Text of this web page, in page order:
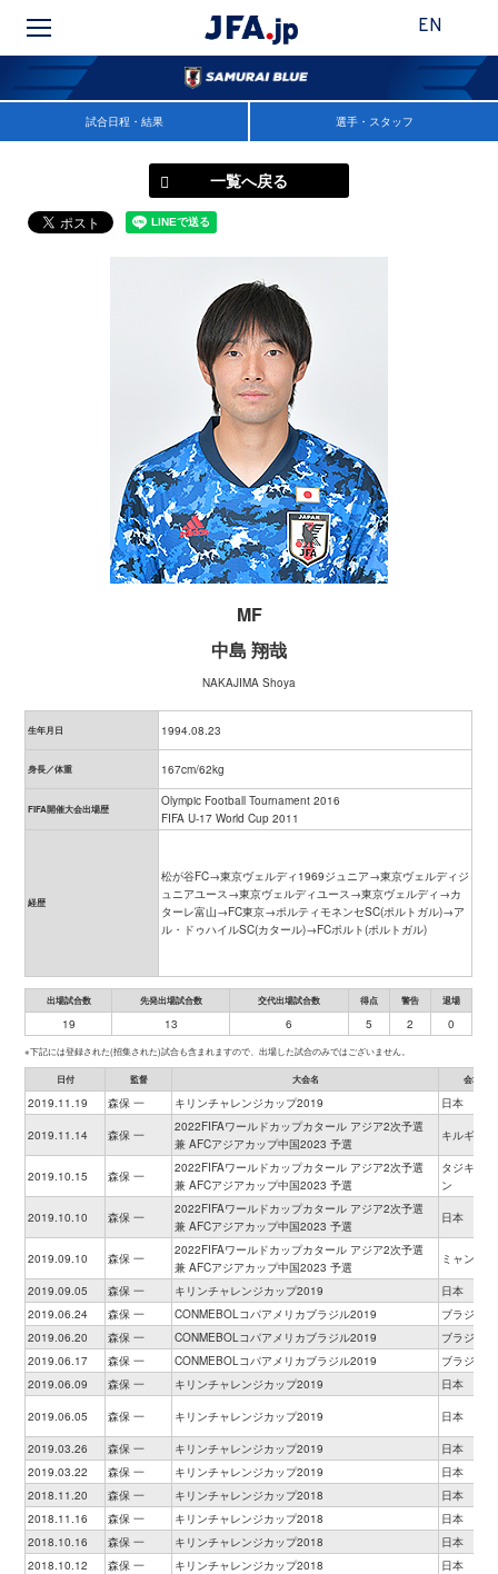
EN
試合日程・結果 選手・スタッフ
一覧へ戻る
MF
中島 翔哉
NAKAJIMA Shoya
生年月日 1994.08.23
身長／体重 167cm/62kg
FIFA開催大会出場歴
Olympic Football Tournament 2016
FIFA U-17 World Cup 2011
経歴
松が谷FC→東京ヴェルディ1969ジュニア→東京ヴェルディジ
ュニアユース→東京ヴェルディユース→東京ヴェルディ→カ
ターレ富山→FC東京→ポルティモネンセSC(ポルトガル)→ア
ル・ドゥハイルSC(カタール)→FCポルト(ポルトガル)
出場試合数 先発出場試合数 交代出場試合数 得点 警告 退場
19 13 6 5 2 0
※下記には登録された(招集された)試合も含まれますので、出場した試合のみではございません。
日付 監督 大会名 会場
2019.11.19 森保 一 キリンチャレンジカップ2019 日本
2019.11.14 森保 一
2022FIFAワールドカップカタール アジア2次予選
兼 AFCアジアカップ中国2023 予選
キルギス
2019.10.15 森保 一
2022FIFAワールドカップカタール アジア2次予選
兼 AFCアジアカップ中国2023 予選
タジキスタ
ン
2019.10.10 森保 一
2022FIFAワールドカップカタール アジア2次予選
兼 AFCアジアカップ中国2023 予選
日本
2019.09.10 森保 一
2022FIFAワールドカップカタール アジア2次予選
兼 AFCアジアカップ中国2023 予選
ミャンマー
2019.09.05 森保 一 キリンチャレンジカップ2019
日本
2019.06.24
森保 一 CONMEBOLコパアメリカブラジル2019
ブラジル
2019.06.20
森保 一 CONMEBOLコパアメリカブラジル2019
ブラジル
2019.06.17
森保 一 CONMEBOLコパアメリカブラジル2019
ブラジル
2019.06.09
森保 一 キリンチャレンジカップ2019 日本
2019.06.05 森保 一 キリンチャレンジカップ2019 日本
2019.03.26 森保 一 キリンチャレンジカップ2019
日本
2019.03.22
森保 一 キリンチャレンジカップ2019
日本
2018.11.20
森保 一 キリンチャレンジカップ2018
日本
2018.11.16
森保 一 キリンチャレンジカップ2018
日本
2018.10.16
森保 一 キリンチャレンジカップ2018
日本
2018.10.12
森保 一 キリンチャレンジカップ2018
日本